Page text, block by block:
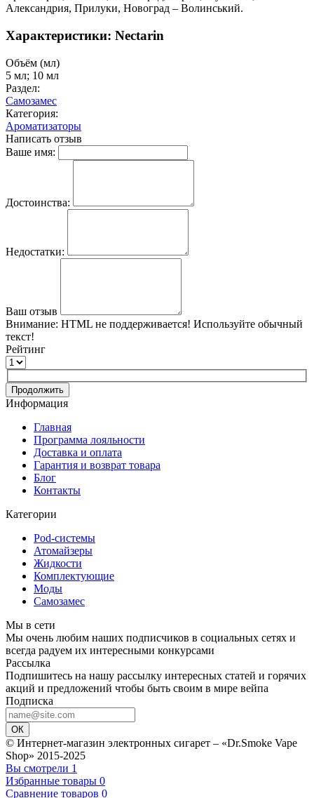
Александрия, Прилуки, Новоград – Волинський.
Характеристики: Nectarin
Объём (мл)
5 мл; 10 мл
Раздел:
Самозамес
Категория:
Ароматизаторы
Написать отзыв
Ваше имя:
Достоинства:
Недостатки:
Ваш отзыв
Внимание: HTML не поддерживается! Используйте обычный
текст!
Рейтинг
Продолжить
Информация
Главная
Программа лояльности
Доставка и оплата
Гарантия и возврат товара
Блог
Контакты
Категории
Pod-системы
Атомайзеры
Жидкости
Комплектующие
Моды
Самозамес
Мы в сети
Мы очень любим наших подписчиков в социальных сетях и
всегда радуем их интересными конкурсами
Рассылка
Подпишитесь на нашу рассылку интересных статей и горячих
акций и предложений чтобы быть своим в мире вейпа
Подписка
ОК
© Интернет-магазин электронных сигарет – «Dr.Smoke Vape
Shop» 2015-2025
Вы смотрели 1
Избранные товары 0
Сравнение товаров 0